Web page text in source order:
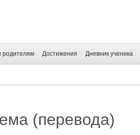
родителям Достижения Дневник ученика
(перевода)